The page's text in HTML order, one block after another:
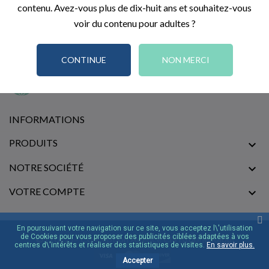
contenu. Avez-vous plus de dix-huit ans et souhaitez-vous
voir du contenu pour adultes ?
CONTINUE NON MERCI
INFORMATIONS
PRODUITS 
NOTRE SOCIÉTÉ 
VOTRE COMPTE 
© [2022] - Conception Agence Christophe Raoul
En poursuivant votre navigation sur ce site, vous acceptez l\'utilisation
de Cookies pour vous proposer des publicités ciblées adaptées à vos
centres d\'intérêts et réaliser des statistiques de visites. En savoir plus.
Accepter